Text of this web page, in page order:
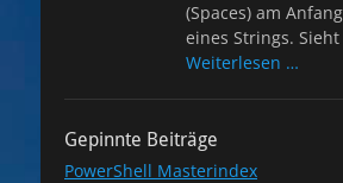
(Spaces) am
eines Strings.
Weiterlesen …
Gepinnte Beiträge
PowerShell Masterindex